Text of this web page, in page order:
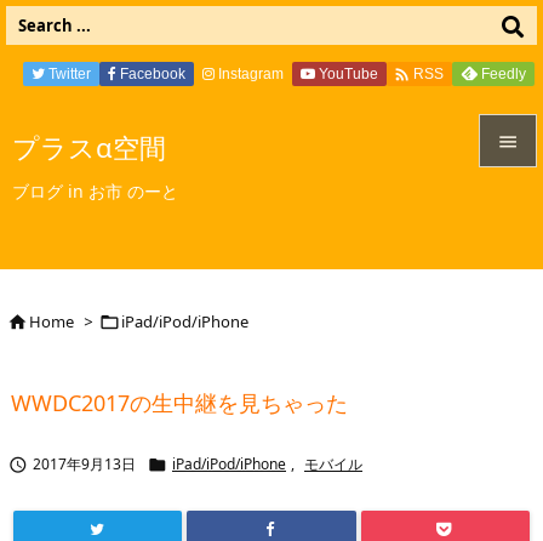
プラスα空間
ブログ in お市 のーと

Twitter Facebook Instagram YouTube  RSS Feedly
Home > iPad/iPod/iPhone
WWDC2017の生中継を見ちゃった
 2017年9月13日  iPad/iPod/iPhone , モバイル